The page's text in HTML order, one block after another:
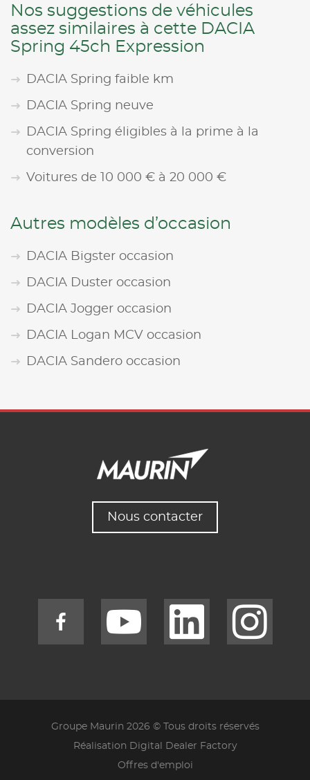
Nos suggestions de véhicules
assez similaires à cette DACIA
Spring 45ch Expression
DACIA Spring faible km
DACIA Spring neuve
DACIA Spring éligibles à la prime à la
conversion
Voitures de 10 000 € à 20 000 €
Autres modèles d’occasion
DACIA Bigster occasion
DACIA Duster occasion
DACIA Jogger occasion
DACIA Logan MCV occasion
DACIA Sandero occasion
Nous contacter
Groupe Maurin 2026 © Tous droits réservés
Réalisation Digital Dealer Factory
Offres d'emploi